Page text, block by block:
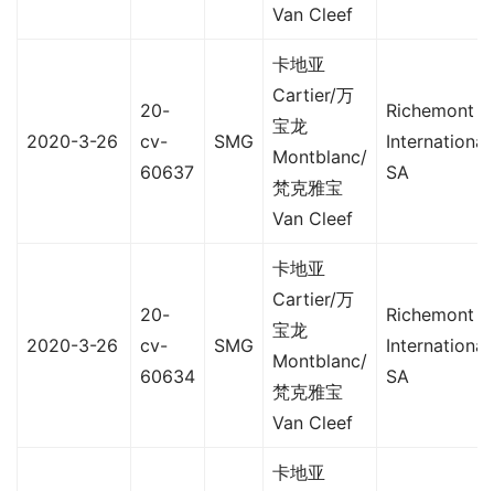
Van Cleef
2020-3-26
20-
cv-
60637
SMG
卡地亚
Cartier/万
宝龙
Montblanc/
梵克雅宝
Van Cleef
Richemont
International
SA
2020-3-26
20-
cv-
60634
SMG
卡地亚
Cartier/万
宝龙
Montblanc/
梵克雅宝
Van Cleef
Richemont
International
SA
卡地亚